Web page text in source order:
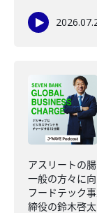
アスリートの
一般の方々に
フードテック
締役の鈴木啓